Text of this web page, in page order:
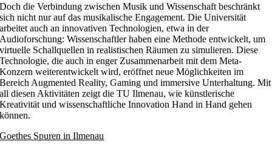
Doch die Verbindung zwischen Musik und Wissenschaft beschränkt
sich nicht nur auf das musikalische Engagement. Die Universität
arbeitet auch an innovativen Technologien, etwa in der
Audioforschung: Wissenschaftler haben eine Methode entwickelt, um
virtuelle Schallquellen in realistischen Räumen zu simulieren. Diese
Technologie, die auch in enger Zusammenarbeit mit dem Meta-
Konzern weiterentwickelt wird, eröffnet neue Möglichkeiten im
Bereich Augmented Reality, Gaming und immersive Unterhaltung. Mit
all diesen Aktivitäten zeigt die TU Ilmenau, wie künstlerische
Kreativität und wissenschaftliche Innovation Hand in Hand gehen
können.
Goethes Spuren in Ilmenau